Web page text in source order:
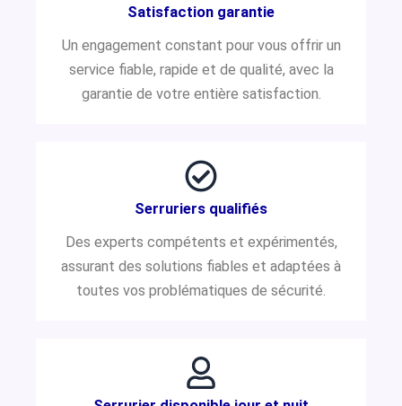
Satisfaction garantie
Un engagement constant pour vous offrir un
service fiable, rapide et de qualité, avec la
garantie de votre entière satisfaction.
Serruriers qualifiés
Des experts compétents et expérimentés,
assurant des solutions fiables et adaptées à
toutes vos problématiques de sécurité.